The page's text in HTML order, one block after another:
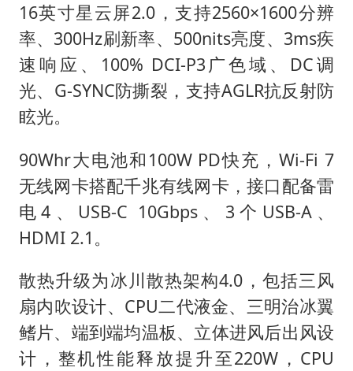
16英寸星云屏2.0，支持2560×1600分辨
率、300Hz刷新率、500nits亮度、3ms疾
速响应、100% DCI-P3广色域、DC调
光、G-SYNC防撕裂，支持AGLR抗反射防
眩光。
90Whr大电池和100W PD快充，Wi-Fi 7
无线网卡搭配千兆有线网卡，接口配备雷
电4、USB-C 10Gbps、3个USB-A、
HDMI 2.1。
散热升级为冰川散热架构4.0，包括三风
扇内吹设计、CPU二代液金、三明治冰翼
鳍片、端到端均温板、立体进风后出风设
计，整机性能释放提升至220W，CPU